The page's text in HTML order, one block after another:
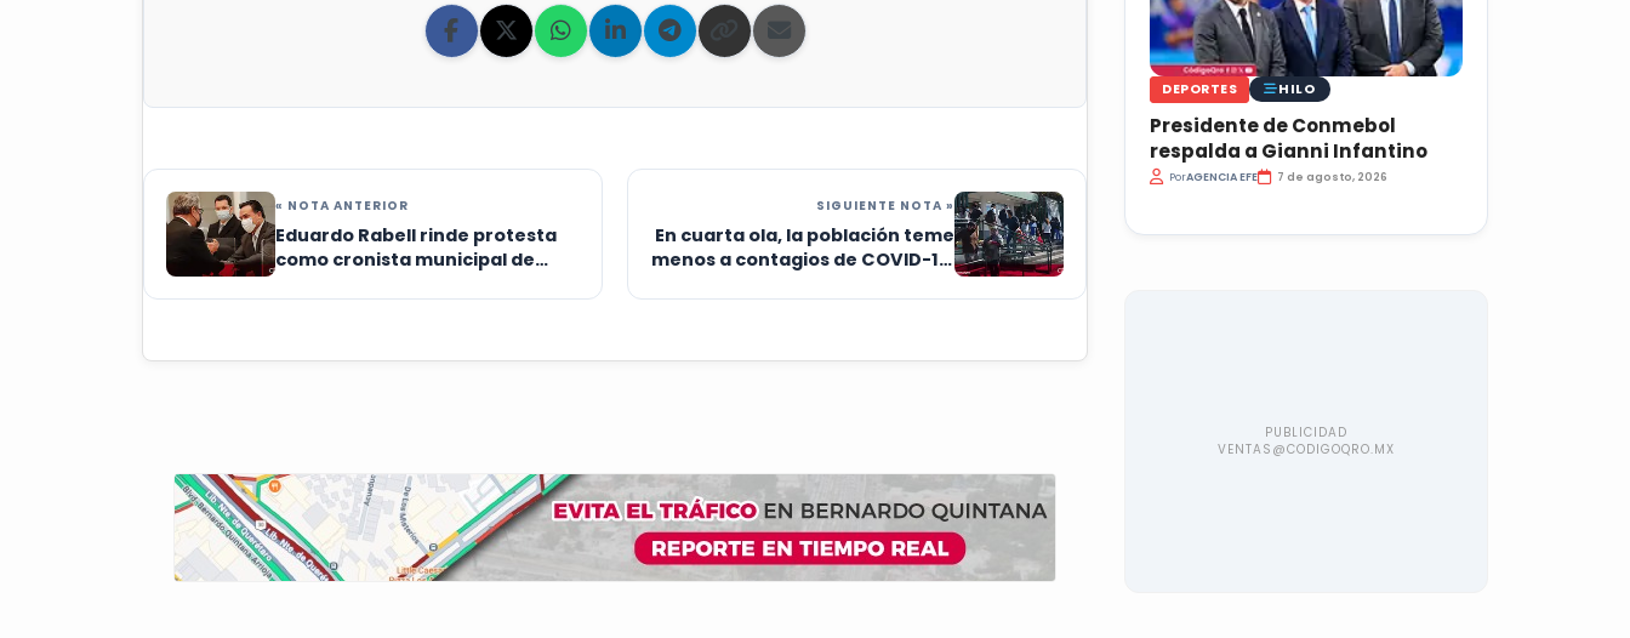
« NOTA ANTERIOR
Eduardo Rabell rinde protesta
como cronista municipal de
SIGUIENTE NOTA »
En cuarta ola, la población teme
menos a contagios de COVID-19:
DEPORTES HILO
Presidente de Conmebol
respalda a Gianni Infantino
PorAGENCIA EFE 7 de agosto, 2026